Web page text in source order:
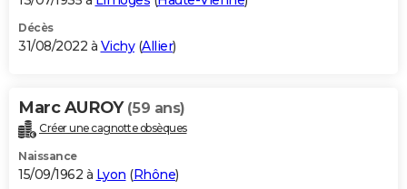
Décès
31/08/2022 à Vichy(Allier)
Marc AUROY (59 ans)
Créer une cagnotte obsèques
Naissance
15/09/1962 à Lyon (Rhône)